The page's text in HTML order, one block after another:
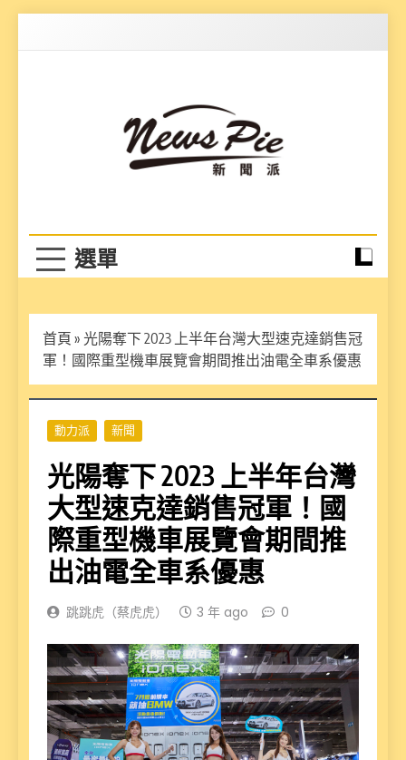
首頁 » 光陽奪下 2023 上半年台灣大型速克達銷售冠
軍！國際重型機車展覽會期間推出油電全車系優惠
動力派 新聞
光陽奪下 2023 上半年台灣
大型速克達銷售冠軍！國
際重型機車展覽會期間推
出油電全車系優惠
跳跳虎（蔡虎虎） 3 年 ago 0